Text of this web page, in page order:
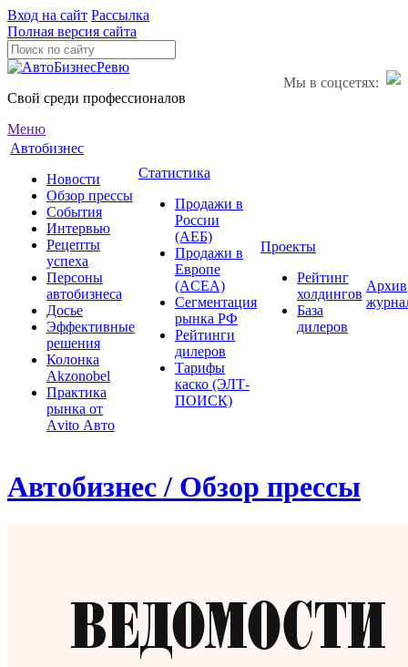
Вход на сайт Рассылка
Полная версия сайта
Мы в соцсетях:
Свой среди профессионалов
Меню
Автобизнес
Новости
Обзор прессы
События
Интервью
Рецепты
успеха
Персоны
автобизнеса
Досье
Эффективные
решения
Колонка
Akzonobel
Практика
рынка от
Аvito Авто
Статистика
Продажи в
России
(АЕБ)
Продажи в
Европе
(ACEA)
Сегментация
рынка РФ
Рейтинги
дилеров
Тарифы
каско (ЭЛТ-
ПОИСК)
Проекты
Рейтинг
холдингов
База
дилеров
Архив
Автобизнес / Обзор прессы